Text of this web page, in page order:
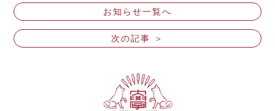
お知らせ一覧へ
次の記事 ＞